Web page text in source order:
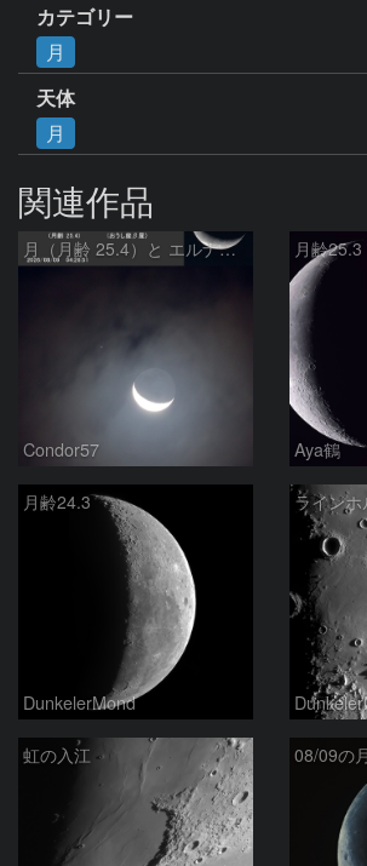
カテゴリー
月
天体
月
関連作品
月（月齢 25.4）と エルナト（おうし座β星）
Condor57
月齢25.3
Aya鶴
月齢24.3
DunkelerMond
ライン
虹の入江 08/09の月